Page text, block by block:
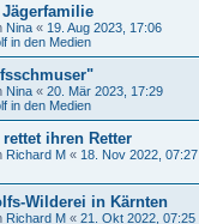
Nina « 19. Aug 2023, 17:06
in den Medien
Nina « 20. Mär 2023, 17:29
in den Medien
ihren Retter
Richard M « 18. Nov 2022, 07:27
Wilderei in Kärnten
Richard M « 21. Okt 2022, 07:25